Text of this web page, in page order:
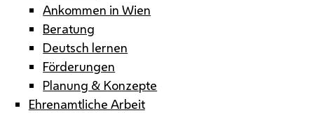
Ankommen in Wien
Beratung
Deutsch lernen
Förderungen
Planung & Konzepte
Ehrenamtliche Arbeit